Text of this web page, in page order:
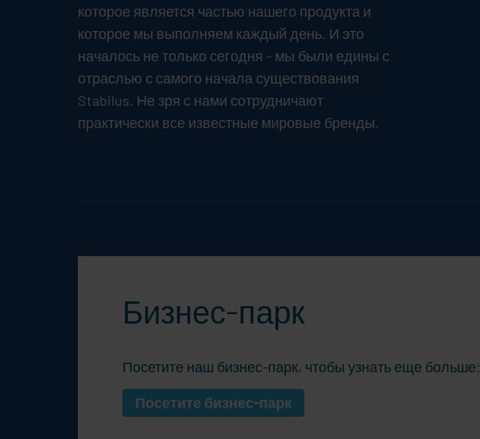
которое является частью нашего продукта и
которое мы выполняем каждый день. И это
началось не только сегодня - мы были едины с
отраслью с самого начала существования
Stabilus. Не зря с нами сотрудничают
практически все известные мировые бренды.
Бизнес-парк
Посетите наш бизнес-парк, чтобы узнать еще больше:
Посетите бизнес-парк